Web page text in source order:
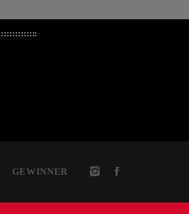
GEWINNER